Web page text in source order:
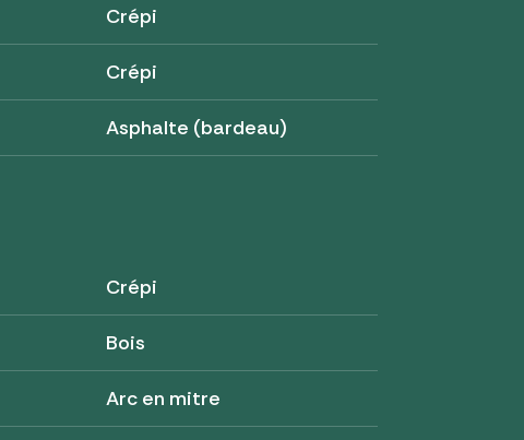
Crépi
Crépi
Asphalte (bardeau)
Crépi
Bois
Arc en mitre